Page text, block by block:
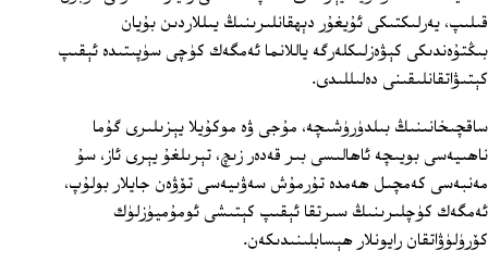
قىلىپ، يەرلىكتىكى ئۇيغۇر دېھقانلىرىنىڭ يىللاردىن بۇيان
بىڭتۇەندىكى كېۋەزلىكلەرگە ياللانما ئەمگەك كۈچى سۈپىتىدە ئېقىپ
كېتىۋاتقانلىقىنى دەلىللىدى.
ساقچىخانىنىڭ بىلدۈرۈشىچە، مۇجى ۋە موكۇيلا يېزىلىرى گۇما
ناھىيەسى بويىچە ئاھالىسى بىر قەدەر زىچ، تېرىلغۇ يېرى ئاز، سۇ
مەنبەسى كەمچىل ھەمدە تۇرمۇش سەۋىيەسى تۆۋەن جايلار بولۇپ،
ئەمگەك كۈچلىرىنىڭ سىرتقا ئېقىپ كېتىشى ئومۇميۈزلۈك
كۆرۈلۈۋاتقان رايونلار ھېسابلىنىدىكەن.